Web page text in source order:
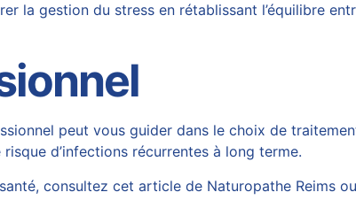
la gestion du stress en rétablissant l’équilibre
peut vous guider dans le choix de
d’infections récurrentes à long terme.
consultez cet article de Naturopathe Reims